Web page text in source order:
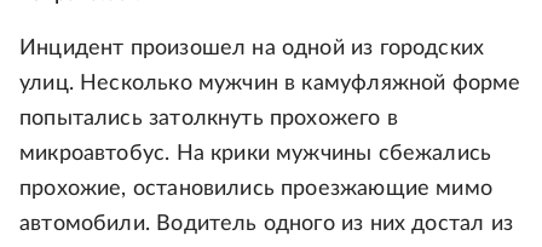
Инцидент произошел на одной из городских
улиц. Несколько мужчин в камуфляжной форме
попытались затолкнуть прохожего в
микроавтобус. На крики мужчины сбежались
прохожие, остановились проезжающие мимо
автомобили. Водитель одного из них достал из